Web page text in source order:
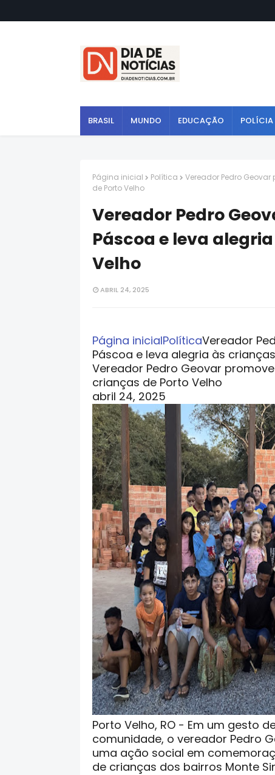
BRASIL MUNDO EDUCAÇÃO POLÍCIA
Página inicial Política
Vereador Pedro
de Porto Velho
Vereador Pedro
Páscoa e leva
Velho
ABRIL 24, 2025
Página inicialPolíticaVereador
Páscoa e leva alegria às
Vereador Pedro Geovar
crianças de Porto Velho
abril 24, 2025
Porto Velho, RO - Em um gesto
comunidade, o vereador Pedro
uma ação social em
de crianças dos bairros Monte